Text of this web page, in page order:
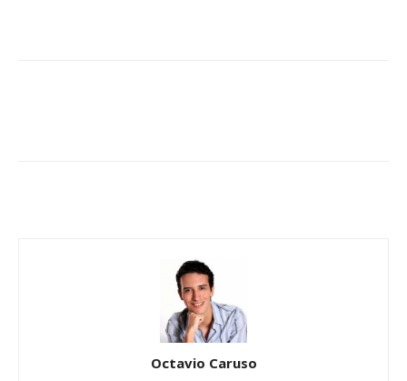
Octavio Caruso